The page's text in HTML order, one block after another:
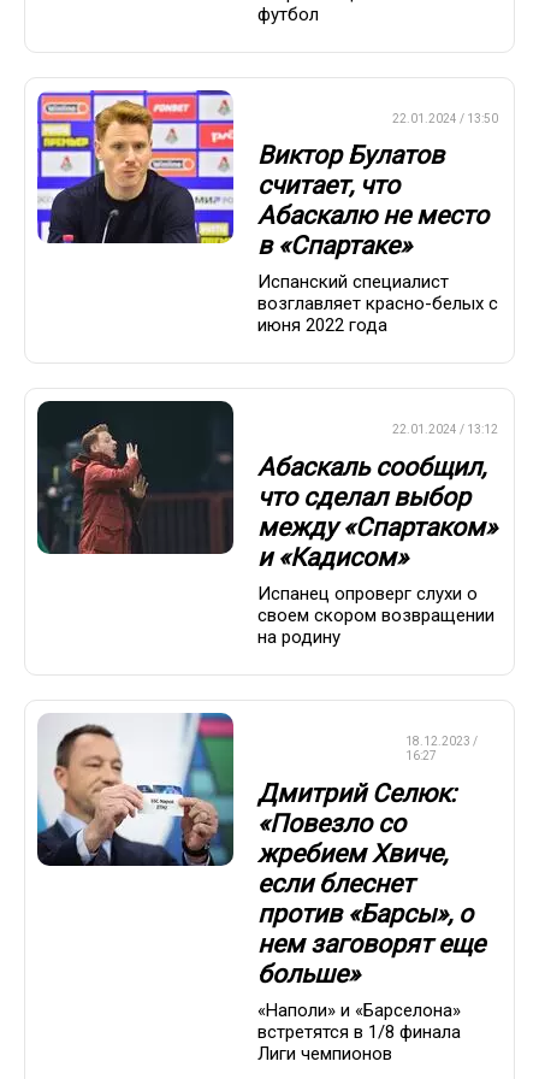
футбол
22.01.2024 / 13:50
Виктор Булатов
считает, что
Абаскалю не место
в «Спартаке»
Испанский специалист
возглавляет красно-белых с
июня 2022 года
22.01.2024 / 13:12
Абаскаль сообщил,
что сделал выбор
между «Спартаком»
и «Кадисом»
Испанец опроверг слухи о
своем скором возвращении
на родину
18.12.2023 /
16:27
Дмитрий Селюк:
«Повезло со
жребием Хвиче,
если блеснет
против «Барсы», о
нем заговорят еще
больше»
«Наполи» и «Барселона»
встретятся в 1/8 финала
Лиги чемпионов